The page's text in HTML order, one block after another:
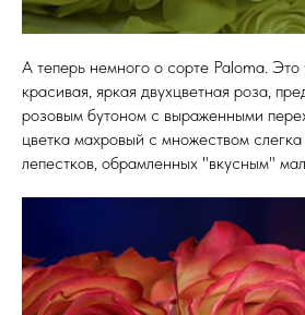
А теперь немного о сорте Paloma.
красивая, яркая двухцветная роза,
розовым бутоном с выраженными
цветка махровый с множеством
лепестков, обрамленных "вкусным"